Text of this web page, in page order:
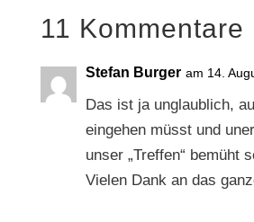
11 Kommentare
Stefan Burger am 14.
Das ist ja unglaublich,
eingehen müsst und
unser „Treffen“ bemüht
Vielen Dank an das